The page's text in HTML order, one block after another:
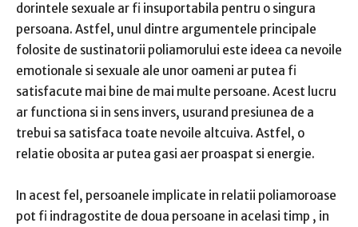
dorintele sexuale ar fi insuportabila pentru o singura
persoana. Astfel, unul dintre argumentele principale
folosite de sustinatorii poliamorului este ideea ca nevoile
emotionale si sexuale ale unor oameni ar putea fi
satisfacute mai bine de mai multe persoane. Acest lucru
ar functiona si in sens invers, usurand presiunea de a
trebui sa satisfaca toate nevoile altcuiva. Astfel, o
relatie obosita ar putea gasi aer proaspat si energie.
In acest fel, persoanele implicate in relatii poliamoroase
pot fi indragostite de doua persoane in acelasi timp , in